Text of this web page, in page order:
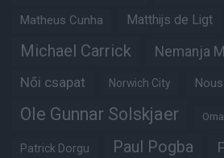
Matheus Cunha Matthijs de Ligt
Michael Carrick Nemanja
Női csapat Norwich City
Ole Gunnar Solskjaer
Patrick Dorgu Paul Pogba